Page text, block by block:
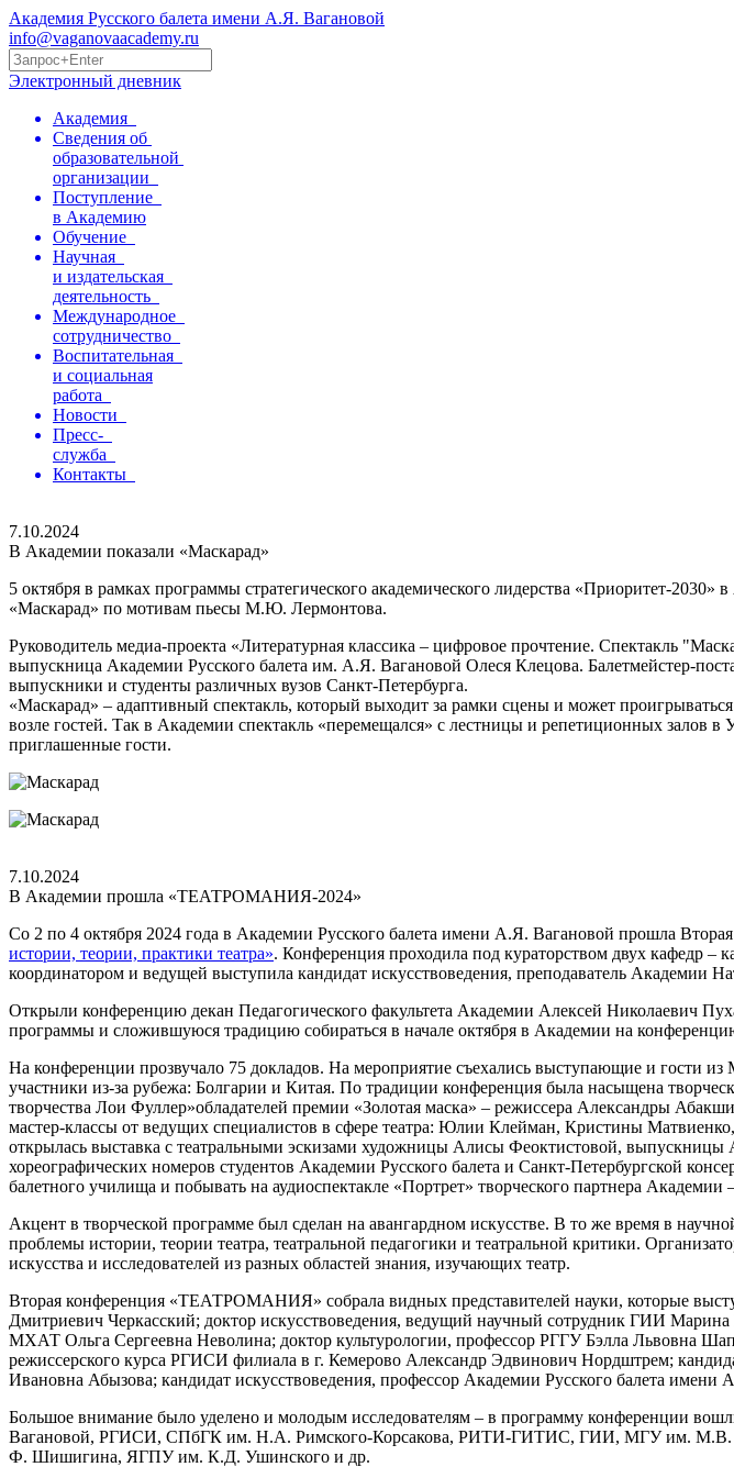
Академия Русского балета имени А.Я. Вагановой
info@vaganovaacademy.ru
Электронный дневник
Академия
Сведения об
образовательной
организации
Поступление
в Академию
Обучение
Научная
и издательская
деятельность
Международное
сотрудничество
Воспитательная
и социальная
работа
Новости
Пресс-
служба
Контакты
7.10.2024
В Академии показали «Маскарад»
5 октября в рамках программы стратегического академического лидерства «Приоритет-
«Маскарад» по мотивам пьесы М.Ю. Лермонтова.
Руководитель медиа-проекта «Литературная классика – цифровое прочтение. Спектакль
выпускница Академии Русского балета им. А.Я. Вагановой Олеся Клецова. Балетмейстер-
выпускники и студенты различных вузов Санкт-Петербурга.
«Маскарад» – адаптивный спектакль, который выходит за рамки сцены и может
возле гостей. Так в Академии спектакль «перемещался» с лестницы и репетиционных залов
приглашенные гости.
7.10.2024
В Академии прошла «ТЕАТРОМАНИЯ-2024»
Со 2 по 4 октября 2024 года в Академии Русского балета имени А.Я. Вагановой прошла
истории, теории, практики театра». Конференция проходила под кураторством двух кафедр –
координатором и ведущей выступила кандидат искусствоведения, преподаватель Академии
Открыли конференцию декан Педагогического факультета Академии Алексей Николаевич
программы и сложившуюся традицию собираться в начале октября в Академии на
На конференции прозвучало 75 докладов. На мероприятие съехались выступающие и гости
участники из-за рубежа: Болгарии и Китая. По традиции конференция была насыщена
творчества Лои Фуллер»обладателей премии «Золотая маска» – режиссера Александры
мастер-классы от ведущих специалистов в сфере театра: Юлии Клейман, Кристины
открылась выставка с театральными эскизами художницы Алисы Феоктистовой,
хореографических номеров студентов Академии Русского балета и Санкт-Петербургской
балетного училища и побывать на аудиоспектакле «Портрет» творческого партнера Академии
Акцент в творческой программе был сделан на авангардном искусстве. В то же время в
проблемы истории, теории театра, театральной педагогики и театральной критики.
искусства и исследователей из разных областей знания, изучающих театр.
Вторая конференция «ТЕАТРОМАНИЯ» собрала видных представителей науки, которые
Дмитриевич Черкасский; доктор искусствоведения, ведущий научный сотрудник ГИИ
МХАТ Ольга Сергеевна Неволина; доктор культурологии, профессор РГГУ Бэлла Львовна
режиссерского курса РГИСИ филиала в г. Кемерово Александр Эдвинович Нордштрем;
Ивановна Абызова; кандидат искусствоведения, профессор Академии Русского балета
Большое внимание было уделено и молодым исследователям – в программу конференции
Вагановой, РГИСИ, СПбГК им. Н.А. Римского-Корсакова, РИТИ-ГИТИС, ГИИ, МГУ им.
Ф. Шишигина, ЯГПУ им. К.Д. Ушинского и др.